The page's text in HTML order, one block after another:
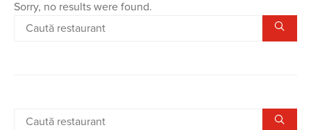
Sorry, no results were found.